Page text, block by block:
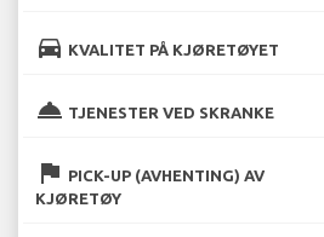
directions_car KVALITET PÅ KJØRETØYET
room_service TJENESTER VED SKRANKE
flag PICK-UP (AVHENTING) AV
KJØRETØY